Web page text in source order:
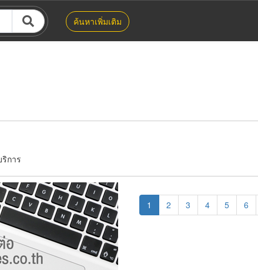
ค้นหาเพิ่มเติม
การ
Current
page
1 Page
2 Page
3 Page
4 Page
5 Page
6